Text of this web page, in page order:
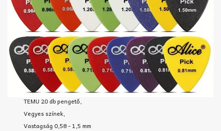
TEMU 20 db pengető,
Vegyes színek,
Vastagság 0,58 - 1,5 mm